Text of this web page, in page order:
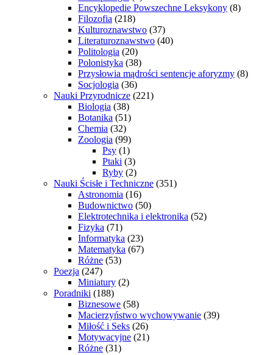
Encyklopedie Powszechne Leksykony (8)
Filozofia (218)
Kulturoznawstwo (37)
Literaturoznawstwo (40)
Politologia (20)
Polonistyka (38)
Przysłowia mądrości sentencje aforyzmy (8)
Socjologia (36)
Nauki Przyrodnicze (221)
Biologia (38)
Botanika (51)
Chemia (32)
Zoologia (99)
Psy (1)
Ptaki (3)
Ryby (2)
Nauki Ścisłe i Techniczne (351)
Astronomia (16)
Budownictwo (50)
Elektrotechnika i elektronika (52)
Fizyka (71)
Informatyka (23)
Matematyka (67)
Różne (53)
Poezja (247)
Miniatury (2)
Poradniki (188)
Biznesowe (58)
Macierzyństwo wychowywanie (39)
Miłość i Seks (26)
Motywacyjne (21)
Różne (31)